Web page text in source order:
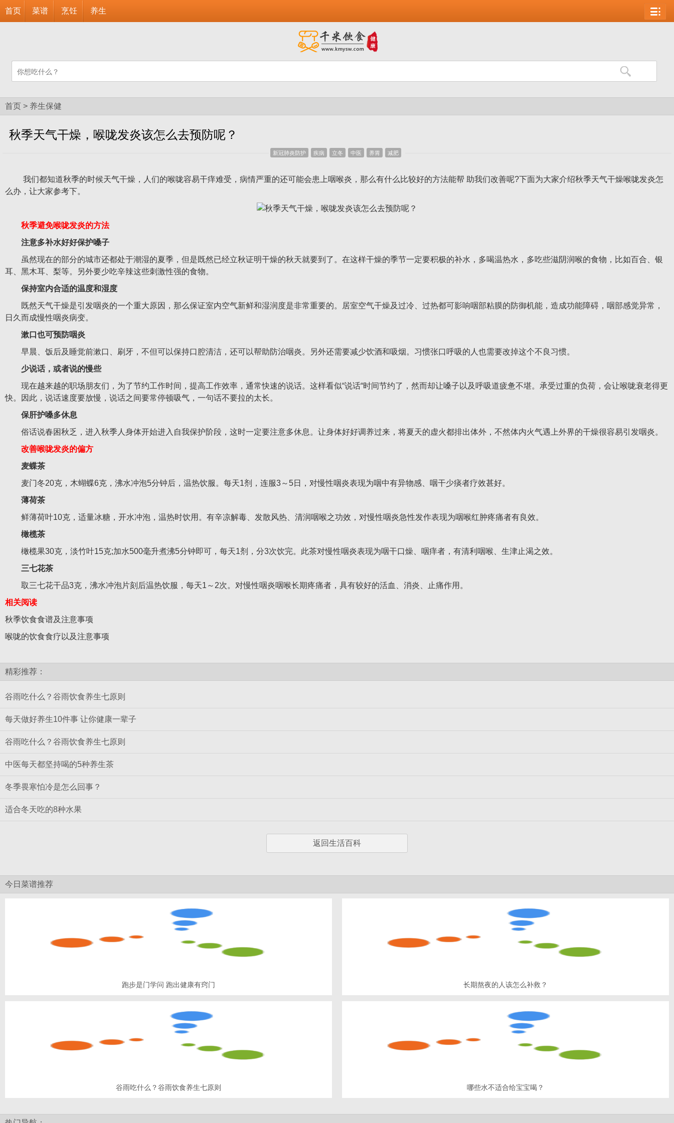
首页 菜谱 烹饪 养生
首页 > 养生保健
秋季天气干燥，喉咙发炎该怎么去预防呢？
新冠肺炎防护 疾病 立冬 中医 养胃 减肥
我们都知道秋季的时候天气干燥，人们的喉咙容易干痒难受，病情严重的还可能会患上咽喉炎，那么有什么比较好的方法能帮 助我们改善呢?下面为大家介绍秋季天气干燥喉咙发炎怎
么办，让大家参考下。
秋季避免喉咙发炎的方法
注意多补水好好保护嗓子
虽然现在的部分的城市还都处于潮湿的夏季，但是既然已经立秋证明干燥的秋天就要到了。在这样干燥的季节一定要积极的补水，多喝温热水，多吃些滋阴润喉的食物，比如百合、银
耳、黑木耳、梨等。另外要少吃辛辣这些刺激性强的食物。
保持室内合适的温度和湿度
既然天气干燥是引发咽炎的一个重大原因，那么保证室内空气新鲜和湿润度是非常重要的。居室空气干燥及过冷、过热都可影响咽部粘膜的防御机能，造成功能障碍，咽部感觉异常，
日久而成慢性咽炎病变。
漱口也可预防咽炎
早晨、饭后及睡觉前漱口、刷牙，不但可以保持口腔清洁，还可以帮助防治咽炎。另外还需要减少饮酒和吸烟。习惯张口呼吸的人也需要改掉这个不良习惯。
少说话，或者说的慢些
现在越来越的职场朋友们，为了节约工作时间，提高工作效率，通常快速的说话。这样看似“说话“时间节约了，然而却让嗓子以及呼吸道疲惫不堪。承受过重的负荷，会让喉咙衰老得更
快。因此，说话速度要放慢，说话之间要常停顿吸气，一句话不要拉的太长。
保肝护嗓多休息
俗话说春困秋乏，进入秋季人身体开始进入自我保护阶段，这时一定要注意多休息。让身体好好调养过来，将夏天的虚火都排出体外，不然体内火气遇上外界的干燥很容易引发咽炎。
改善喉咙发炎的偏方
麦蝶茶
麦门冬20克，木蝴蝶6克，沸水冲泡5分钟后，温热饮服。每天1剂，连服3～5日，对慢性咽炎表现为咽中有异物感、咽干少痰者疗效甚好。
薄荷茶
鲜薄荷叶10克，适量冰糖，开水冲泡，温热时饮用。有辛凉解毒、发散风热、清润咽喉之功效，对慢性咽炎急性发作表现为咽喉红肿疼痛者有良效。
橄榄茶
橄榄果30克，淡竹叶15克;加水500毫升煮沸5分钟即可，每天1剂，分3次饮完。此茶对慢性咽炎表现为咽干口燥、咽痒者，有清利咽喉、生津止渴之效。
三七花茶
取三七花干品3克，沸水冲泡片刻后温热饮服，每天1～2次。对慢性咽炎咽喉长期疼痛者，具有较好的活血、消炎、止痛作用。
相关阅读
秋季饮食食谱及注意事项
喉咙的饮食食疗以及注意事项
精彩推荐：
谷雨吃什么？谷雨饮食养生七原则
每天做好养生10件事 让你健康一辈子
谷雨吃什么？谷雨饮食养生七原则
中医每天都坚持喝的5种养生茶
冬季畏寒怕冷是怎么回事？
适合冬天吃的8种水果
返回生活百科
今日菜谱推荐
跑步是门学问 跑出健康有窍门 长期熬夜的人该怎么补救？
谷雨吃什么？谷雨饮食养生七原则 哪些水不适合给宝宝喝？